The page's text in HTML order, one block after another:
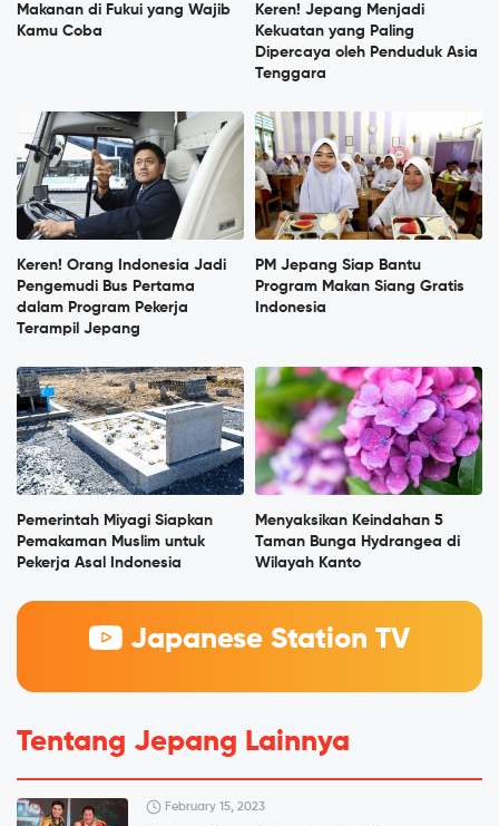
Makanan di Fukui yang Wajib
Kamu Coba
Keren! Jepang Menjadi
Kekuatan yang Paling
Dipercaya oleh Penduduk Asia
Tenggara
Keren! Orang Indonesia Jadi
Pengemudi Bus Pertama
dalam Program Pekerja
Terampil Jepang
PM Jepang Siap Bantu
Program Makan Siang Gratis
Indonesia
Pemerintah Miyagi Siapkan
Pemakaman Muslim untuk
Pekerja Asal Indonesia
Menyaksikan Keindahan 5
Taman Bunga Hydrangea di
Wilayah Kanto
Japanese Station TV
Tentang Jepang Lainnya
February 15, 2023